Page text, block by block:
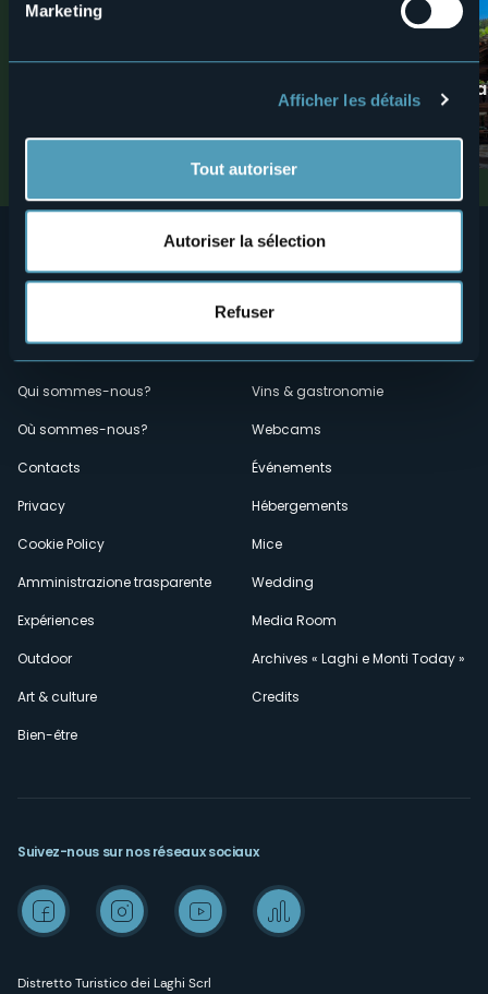
Marketing
Afficher les détails
Tout autoriser
Autoriser la sélection
Refuser
Valli dell'Ossola
Macugnaga -
d'excellence
Montagnes
Menù
secondario
Qui sommes-nous?
Où sommes-nous?
Contacts
Privacy
Cookie Policy
Amministrazione trasparente
Expériences
Outdoor
Art & culture
Bien-être
Vins & gastronomie
Webcams
Événements
Hébergements
Mice
Wedding
Media Room
Archives « Laghi e Monti Today »
Credits
Distretto Turistico dei Laghi Scrl
Suivez-nous sur nos réseaux sociaux